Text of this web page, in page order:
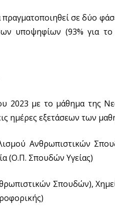
σε δύο
υποψηφίων (93% για το
2023 με το μάθημα της
ημέρες εξετάσεων των
Ανθρωπιστικών
(Ο.Π. Σπουδών Υγείας)
Σπουδών),